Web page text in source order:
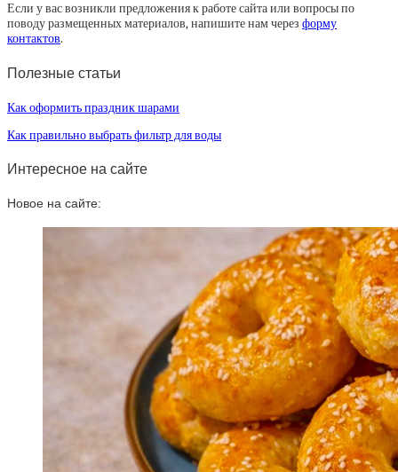
Если у вас возникли предложения к работе сайта или вопросы по
поводу размещенных материалов, напишите нам через форму
контактов.
Полезные статьи
Как оформить праздник шарами
Как правильно выбрать фильтр для воды
Интересное на сайте
Новое на сайте: